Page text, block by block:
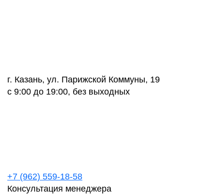
г. Казань, ул. Парижской Коммуны, 19
с 9:00 до 19:00, без выходных
+7 (962) 559-18-58
Консультация менеджера